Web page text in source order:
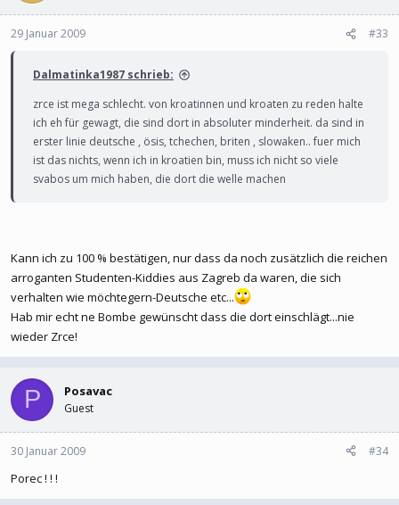
29 Januar 2009 #33
Dalmatinka1987 schrieb:
zrce ist mega schlecht. von kroatinnen und kroaten zu reden halte
ich eh für gewagt, die sind dort in absoluter minderheit. da sind in
erster linie deutsche , ösis, tchechen, briten , slowaken.. fuer mich
ist das nichts, wenn ich in kroatien bin, muss ich nicht so viele
svabos um mich haben, die dort die welle machen
Kann ich zu 100 % bestätigen, nur dass da noch zusätzlich die reichen
arroganten Studenten-Kiddies aus Zagreb da waren, die sich
verhalten wie möchtegern-Deutsche etc...
Hab mir echt ne Bombe gewünscht dass die dort einschlägt...nie
wieder Zrce!
P Posavac
Guest
30 Januar 2009 #34
Porec ! ! !